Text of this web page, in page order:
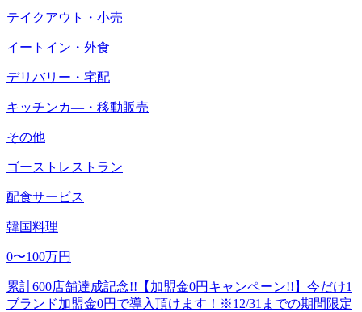
テイクアウト・小売
イートイン・外食
デリバリー・宅配
キッチンカ―・移動販売
その他
ゴーストレストラン
配食サービス
韓国料理
0〜100万円
累計600店舗達成記念!!【加盟金0円キャンペーン!!】今だけ1
ブランド加盟金0円で導入頂けます！※12/31までの期間限定